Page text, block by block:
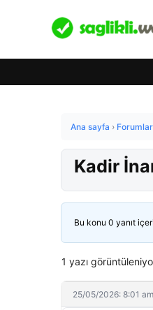
Ana sayfa › Forumlar
Kadir
Bu konu 0 yanıt
1 yazı
25/05/2026: 8:01 am